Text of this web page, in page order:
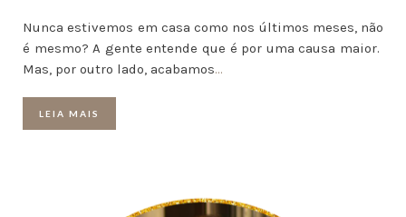
Nunca estivemos em casa como nos últimos meses, não
é mesmo? A gente entende que é por uma causa maior.
Mas, por outro lado, acabamos…
LEIA MAIS